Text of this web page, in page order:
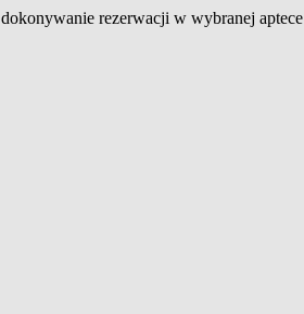
rezerwacji w wybranej aptece